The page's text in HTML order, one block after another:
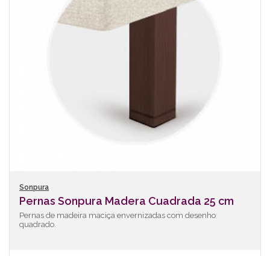
Sonpura
Pernas Sonpura Madera Cuadrada 25 cm
Pernas de madeira maciça envernizadas com desenho
quadrado.